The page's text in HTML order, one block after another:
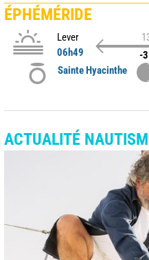
ÉPHÉMÉRIDE
Lever
06h49
-
Sainte Hyacinthe
ACTUALITÉ